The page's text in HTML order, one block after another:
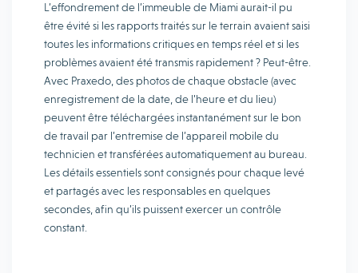
L’effondrement de l’immeuble de Miami aurait-il pu
être évité si les rapports traités sur le terrain avaient saisi
toutes les informations critiques en temps réel et si les
problèmes avaient été transmis rapidement ? Peut-être.
Avec Praxedo, des photos de chaque obstacle (avec
enregistrement de la date, de l’heure et du lieu)
peuvent être téléchargées instantanément sur le bon
de travail par l’entremise de l’appareil mobile du
technicien et transférées automatiquement au bureau.
Les détails essentiels sont consignés pour chaque levé
et partagés avec les responsables en quelques
secondes, afin qu’ils puissent exercer un contrôle
constant.